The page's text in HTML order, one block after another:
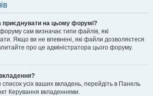
на цьому форумі?
сам визначає типи файлів, які
Якщо ви не впевнені, які файли дозволяєтеся
про це адміністратора цього форуму.
усіх ваших вкладень, перейдіть в Панель
Керування вкладеннями.